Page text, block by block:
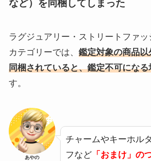
など）を同梱してしまった
ラグジュアリー・ストリートファ
カテゴリーでは、 鑑定対象の商品
同梱されていると、鑑定不可になる
す。
あやの
チャームやキーホル
フなど「おまけ」の